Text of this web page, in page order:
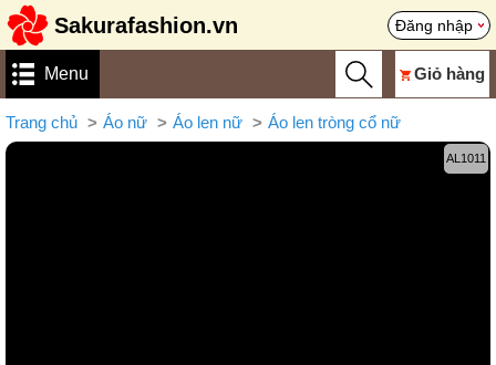
Sakurafashion.vn Đăng nhập
Menu Giỏ hàng
Trang chủ Áo nữ Áo len nữ Áo len tròng cổ nữ
AL1011